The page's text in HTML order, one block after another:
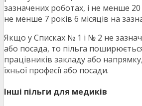
зазначених роботах, і не менше 20
не менше 7 років 6 місяців на
Якщо у Списках № 1 і № 2 не
або посада, то пільга
працівників закладу або
їхньої професії або посади.
Інші пільги для медиків